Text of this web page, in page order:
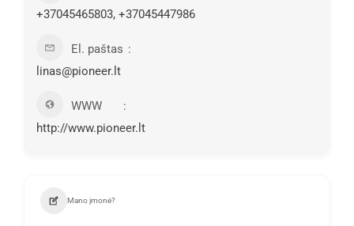
+37045465803, +37045447986
El. paštas
linas@pioneer.lt
WWW
http://www.pioneer.lt
Mano įmonė?